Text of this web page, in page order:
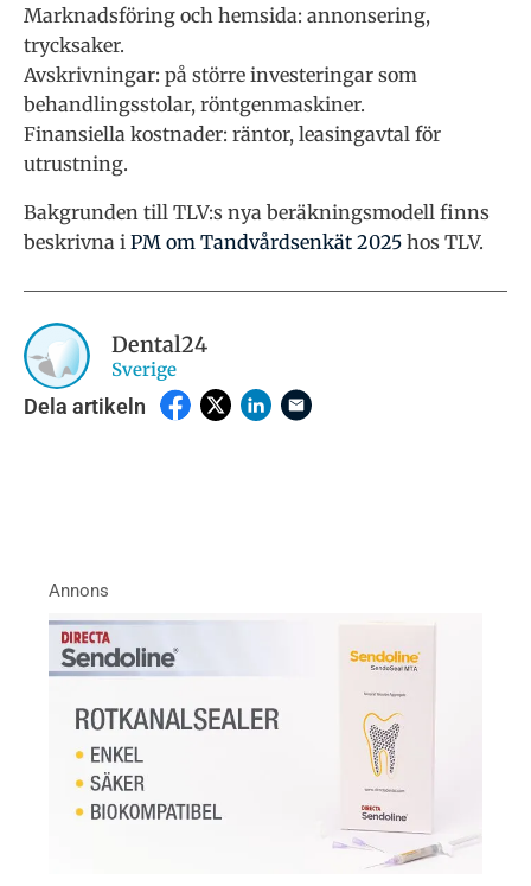
Marknadsföring och hemsida: annonsering,
trycksaker.
Avskrivningar: på större investeringar som
behandlingsstolar, röntgenmaskiner.
Finansiella kostnader: räntor, leasingavtal för
utrustning.
Bakgrunden till TLV:s nya beräkningsmodell finns
beskrivna i PM om Tandvårdsenkät 2025 hos TLV.
Dental24
Sverige
Dela artikeln